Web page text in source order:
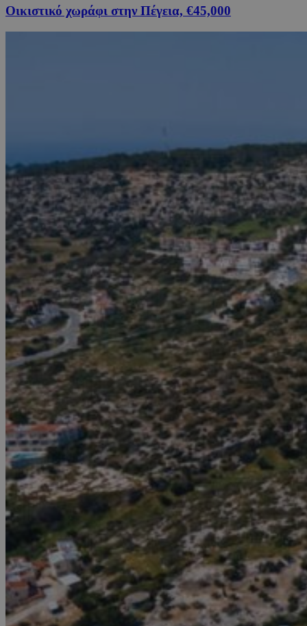
Οικιστικό χωράφι στην Πέγεια, €45,000